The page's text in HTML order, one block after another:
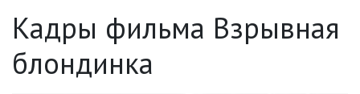
Кадры фильма Взрывная
блондинка